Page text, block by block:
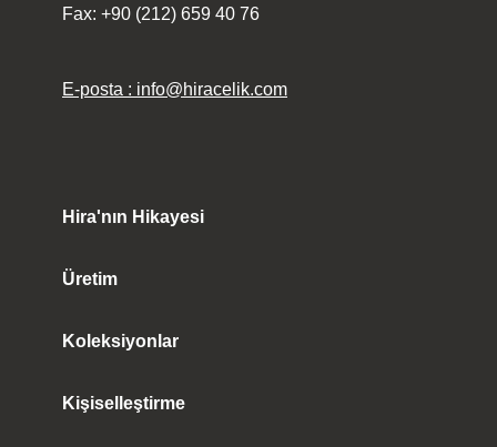
Fax: +90 (212) 659 40 76
E-posta : info@hiracelik.com
Hira'nın Hikayesi
Üretim
Koleksiyonlar
Kişiselleştirme